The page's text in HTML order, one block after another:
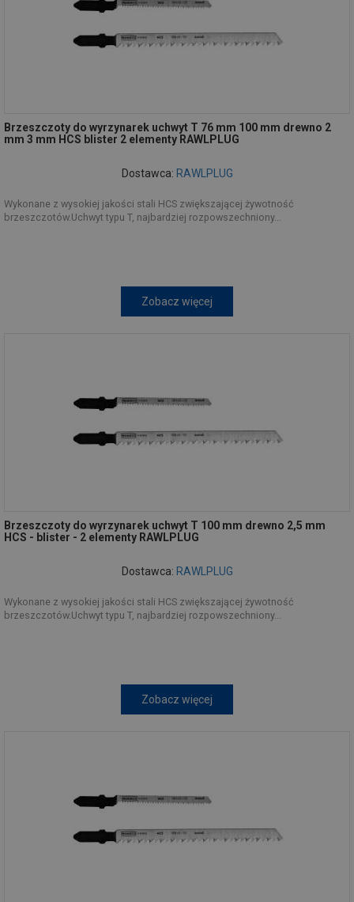
Brzeszczoty do wyrzynarek uchwyt T 76 mm 100 mm drewno 2
mm 3 mm HCS blister 2 elementy RAWLPLUG
Dostawca: RAWLPLUG
Wykonane z wysokiej jakości stali HCS zwiększającej żywotność
brzeszczotów.Uchwyt typu T, najbardziej rozpowszechniony...
Zobacz więcej
Brzeszczoty do wyrzynarek uchwyt T 100 mm drewno 2,5 mm
HCS - blister - 2 elementy RAWLPLUG
Dostawca: RAWLPLUG
Wykonane z wysokiej jakości stali HCS zwiększającej żywotność
brzeszczotów.Uchwyt typu T, najbardziej rozpowszechniony...
Zobacz więcej